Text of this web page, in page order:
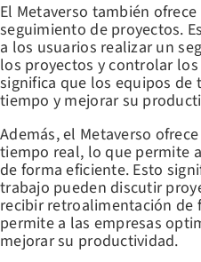
El Metaverso también
seguimiento de proyectos.
a los usuarios realizar un
los proyectos y controlar
significa que los equipos
tiempo y mejorar su
Además, el Metaverso
tiempo real, lo que permite
de forma eficiente. Esto
trabajo pueden discutir
recibir retroalimentación de
permite a las empresas
mejorar su productividad.